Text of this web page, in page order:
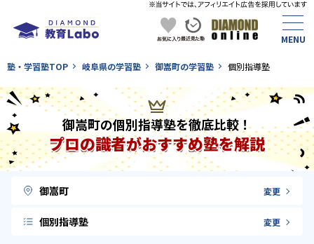
塾・学習塾TOP 岐阜県の学習塾 御嵩町の学習塾 個別指導塾
御嵩町の個別指導塾を徹底比較！
プロの識者がおすすめ塾を解説
御嵩町 変更
個別指導塾 変更